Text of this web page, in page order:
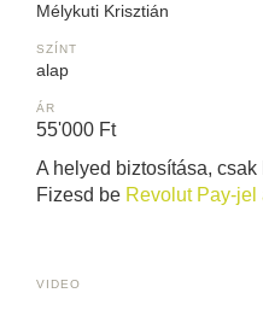
Mélykuti Krisztián
SZÍNT
alap
ÁR
55'000 Ft
A helyed biztosítása,
Fizesd be Revolut Pay-jel
VIDEO